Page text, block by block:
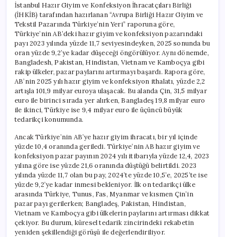
İstanbul Hazır Giyim ve Konfeksiyon İhracatçıları Birliği
(İHKİB) tarafından hazırlanan “Avrupa Birliği Hazır Giyim ve
Tekstil Pazarında Türkiye’nin Yeri” raporuna göre,
Türkiye’nin AB’deki hazır giyim ve konfeksiyon pazarındaki
payı 2023 yılında yüzde 11,7 seviyesindeyken, 2025 sonunda bu
oran yüzde 9,2’ye kadar düşeceği öngörülüyor. Aynı dönemde,
Bangladesh, Pakistan, Hindistan, Vietnam ve Kamboçya gibi
rakip ülkeler, pazar paylarını artırmayı başardı. Rapora göre,
AB’nin 2025 yılı hazır giyim ve konfeksiyon ithalatı, yüzde 2,2
artışla 101,9 milyar euroya ulaşacak. Bu alanda Çin, 31,5 milyar
euro ile birinci sırada yer alırken, Bangladeş 19,8 milyar euro
ile ikinci, Türkiye ise 9,4 milyar euro ile üçüncü büyük
tedarikçi konumunda.
Ancak Türkiye’nin AB’ye hazır giyim ihracatı, bir yıl içinde
yüzde 10,4 oranında geriledi. Türkiye’nin AB hazır giyim ve
konfeksiyon pazar payının 2024 yılı itibarıyla yüzde 12,4, 2023
yılına göre ise yüzde 21,6 oranında düştüğü belirtildi. 2023
yılında yüzde 11,7 olan bu pay, 2024’te yüzde 10,5’e, 2025’te ise
yüzde 9,2’ye kadar inmesi bekleniyor. İlk on tedarikçi ülke
arasında Türkiye, Tunus, Fas, Myanmar ve kısmen Çin’in
pazar payı gerilerken; Bangladeş, Pakistan, Hindistan,
Vietnam ve Kamboçya gibi ülkelerin paylarını artırması dikkat
çekiyor. Bu durum, küresel tedarik zincirindeki rekabetin
yeniden şekillendiği görüşü ile değerlendiriliyor.